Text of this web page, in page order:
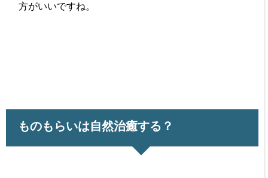
方がいいですね。
ものもらいは自然治癒する？